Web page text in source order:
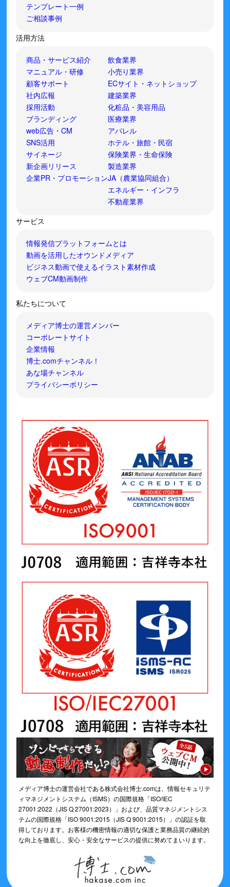
テンプレート一例
ご相談事例
活用方法
商品・サービス紹介
マニュアル・研修
顧客サポート
社内広報
採用活動
ブランディング
web広告・CM
SNS活用
サイネージ
新企画リリース
企業PR・プロモーション
飲食業界
小売り業界
ECサイト・ネットショップ
建築業界
化粧品・美容用品
医療業界
アパレル
ホテル・旅館・民宿
保険業界・生命保険
製造業界
JA（農業協同組合）
エネルギー・インフラ
不動産業界
サービス
情報発信プラットフォームとは
動画を活用したオウンドメディア
ビジネス動画で使えるイラスト素材作成
ウェブCM動画制作
私たちについて
メディア博士の運営メンバー
コーポレートサイト
企業情報
博士.comチャンネル！
あな場チャンネル
プライバシーポリシー
メディア博士の運営会社である株式会社博士.comは、情報セキュリテ
ィマネジメントシステム（ISMS）の国際規格「ISO/IEC
27001:2022（JIS Q 27001:2023）」および、品質マネジメントシス
テムの国際規格「ISO 9001:2015（JIS Q 9001:2015）」の認証を取
得しております。お客様の機密情報の適切な保護と業務品質の継続的
な向上を徹底し、安心・安全なサービスの提供に努めてまいります。